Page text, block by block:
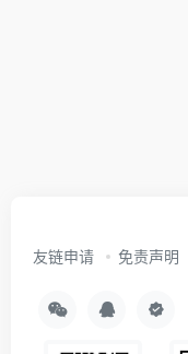
友链申请 免责声明